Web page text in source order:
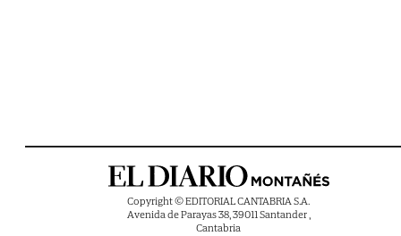
Copyright © EDITORIAL CANTABRIA S.A.
Avenida de Parayas 38, 39011 Santander ,
Cantabria